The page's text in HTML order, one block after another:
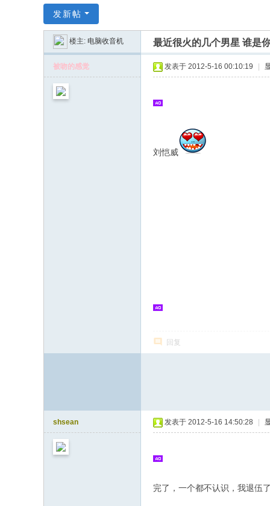
同
|
同
社
发新帖
楼主: 电脑收音机 最近很火的几个男星 谁是
被吻的感觉 发表于 2012-5-16 00:10:19
刘恺威
回复
shsean 发表于 2012-5-16 14:50:28
完了，一个都不认识，我退伍了